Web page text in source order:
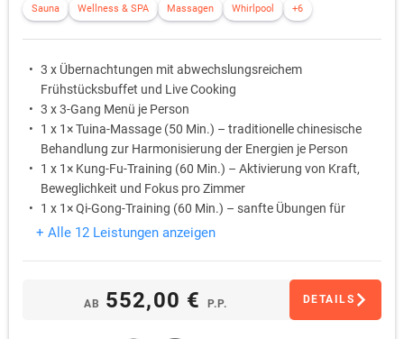
Sauna Wellness & SPA Massagen Whirlpool +6
3 x Übernachtungen mit abwechslungsreichem
Frühstücksbuffet und Live Cooking
3 x 3-Gang Menü je Person
1 x 1× Tuina-Massage (50 Min.) – traditionelle chinesische
Behandlung zur Harmonisierung der Energien je Person
1 x 1× Kung-Fu-Training (60 Min.) – Aktivierung von Kraft,
Beweglichkeit und Fokus pro Zimmer
1 x 1× Qi-Gong-Training (60 Min.) – sanfte Übungen für
innere Balance und tiefe Entspannung pro Zimmer
+ Alle 12 Leistungen anzeigen
AB 552,00 € P.P. DETAILS